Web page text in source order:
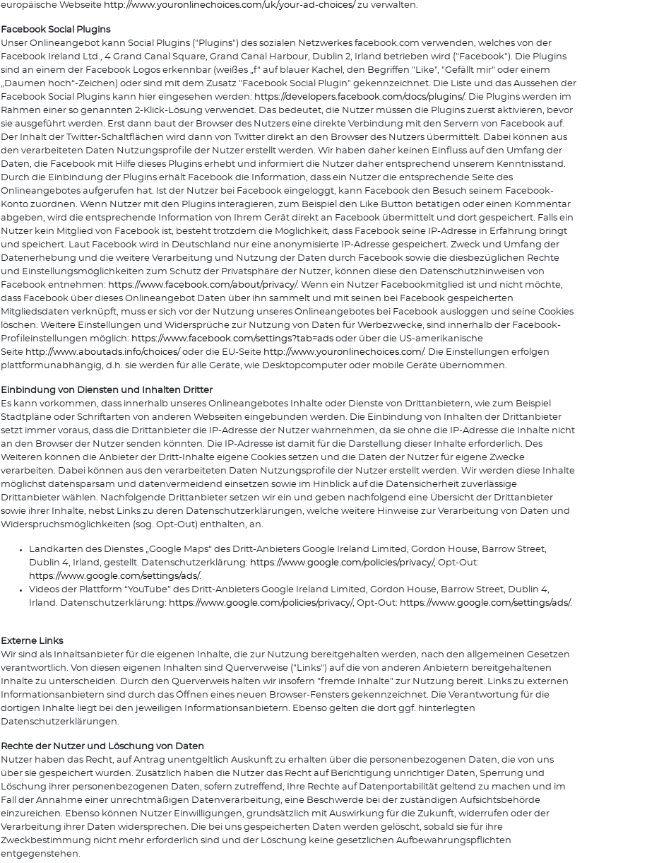
europäische Webseite http://www.youronlinechoices.com/uk/your-ad-choices/ zu verwalten.
Facebook Social Plugins
Unser Onlineangebot kann Social Plugins ("Plugins") des sozialen Netzwerkes facebook.com verwenden, welches von der
Facebook Ireland Ltd., 4 Grand Canal Square, Grand Canal Harbour, Dublin 2, Irland betrieben wird ("Facebook"). Die Plugins
sind an einem der Facebook Logos erkennbar (weißes „f“ auf blauer Kachel, den Begriffen "Like", "Gefällt mir" oder einem
„Daumen hoch“-Zeichen) oder sind mit dem Zusatz "Facebook Social Plugin" gekennzeichnet. Die Liste und das Aussehen der
Facebook Social Plugins kann hier eingesehen werden: https://developers.facebook.com/docs/plugins/. Die Plugins werden im
Rahmen einer so genannten 2-Klick-Lösung verwendet. Das bedeutet, die Nutzer müssen die Plugins zuerst aktivieren, bevor
sie ausgeführt werden. Erst dann baut der Browser des Nutzers eine direkte Verbindung mit den Servern von Facebook auf.
Der Inhalt der Twitter-Schaltflächen wird dann von Twitter direkt an den Browser des Nutzers übermittelt. Dabei können aus
den verarbeiteten Daten Nutzungsprofile der Nutzer erstellt werden. Wir haben daher keinen Einfluss auf den Umfang der
Daten, die Facebook mit Hilfe dieses Plugins erhebt und informiert die Nutzer daher entsprechend unserem Kenntnisstand.
Durch die Einbindung der Plugins erhält Facebook die Information, dass ein Nutzer die entsprechende Seite des
Onlineangebotes aufgerufen hat. Ist der Nutzer bei Facebook eingeloggt, kann Facebook den Besuch seinem Facebook-
Konto zuordnen. Wenn Nutzer mit den Plugins interagieren, zum Beispiel den Like Button betätigen oder einen Kommentar
abgeben, wird die entsprechende Information von Ihrem Gerät direkt an Facebook übermittelt und dort gespeichert. Falls ein
Nutzer kein Mitglied von Facebook ist, besteht trotzdem die Möglichkeit, dass Facebook seine IP-Adresse in Erfahrung bringt
und speichert. Laut Facebook wird in Deutschland nur eine anonymisierte IP-Adresse gespeichert. Zweck und Umfang der
Datenerhebung und die weitere Verarbeitung und Nutzung der Daten durch Facebook sowie die diesbezüglichen Rechte
und Einstellungsmöglichkeiten zum Schutz der Privatsphäre der Nutzer, können diese den Datenschutzhinweisen von
Facebook entnehmen: https://www.facebook.com/about/privacy/. Wenn ein Nutzer Facebookmitglied ist und nicht möchte,
dass Facebook über dieses Onlineangebot Daten über ihn sammelt und mit seinen bei Facebook gespeicherten
Mitgliedsdaten verknüpft, muss er sich vor der Nutzung unseres Onlineangebotes bei Facebook ausloggen und seine Cookies
löschen. Weitere Einstellungen und Widersprüche zur Nutzung von Daten für Werbezwecke, sind innerhalb der Facebook-
Profileinstellungen möglich: https://www.facebook.com/settings?tab=ads oder über die US-amerikanische
Seite http://www.aboutads.info/choices/ oder die EU-Seite http://www.youronlinechoices.com/. Die Einstellungen erfolgen
plattformunabhängig, d.h. sie werden für alle Geräte, wie Desktopcomputer oder mobile Geräte übernommen.
Einbindung von Diensten und Inhalten Dritter
Es kann vorkommen, dass innerhalb unseres Onlineangebotes Inhalte oder Dienste von Drittanbietern, wie zum Beispiel
Stadtpläne oder Schriftarten von anderen Webseiten eingebunden werden. Die Einbindung von Inhalten der Drittanbieter
setzt immer voraus, dass die Drittanbieter die IP-Adresse der Nutzer wahrnehmen, da sie ohne die IP-Adresse die Inhalte nicht
an den Browser der Nutzer senden könnten. Die IP-Adresse ist damit für die Darstellung dieser Inhalte erforderlich. Des
Weiteren können die Anbieter der Dritt-Inhalte eigene Cookies setzen und die Daten der Nutzer für eigene Zwecke
verarbeiten. Dabei können aus den verarbeiteten Daten Nutzungsprofile der Nutzer erstellt werden. Wir werden diese Inhalte
möglichst datensparsam und datenvermeidend einsetzen sowie im Hinblick auf die Datensicherheit zuverlässige
Drittanbieter wählen. Nachfolgende Drittanbieter setzen wir ein und geben nachfolgend eine Übersicht der Drittanbieter
sowie ihrer Inhalte, nebst Links zu deren Datenschutzerklärungen, welche weitere Hinweise zur Verarbeitung von Daten und
Widerspruchsmöglichkeiten (sog. Opt-Out) enthalten, an.
Landkarten des Dienstes „Google Maps“ des Dritt-Anbieters Google Ireland Limited, Gordon House, Barrow Street,
Dublin 4, Irland, gestellt. Datenschutzerklärung: https://www.google.com/policies/privacy/, Opt-Out:
https://www.google.com/settings/ads/.
Videos der Plattform “YouTube” des Dritt-Anbieters Google Ireland Limited, Gordon House, Barrow Street, Dublin 4,
Irland. Datenschutzerklärung: https://www.google.com/policies/privacy/, Opt-Out: https://www.google.com/settings/ads/.
Externe Links
Wir sind als Inhaltsanbieter für die eigenen Inhalte, die zur Nutzung bereitgehalten werden, nach den allgemeinen Gesetzen
verantwortlich. Von diesen eigenen Inhalten sind Querverweise ("Links") auf die von anderen Anbietern bereitgehaltenen
Inhalte zu unterscheiden. Durch den Querverweis halten wir insofern "fremde Inhalte" zur Nutzung bereit. Links zu externen
Informationsanbietern sind durch das Öffnen eines neuen Browser-Fensters gekennzeichnet. Die Verantwortung für die
dortigen Inhalte liegt bei den jeweiligen Informationsanbietern. Ebenso gelten die dort ggf. hinterlegten
Datenschutzerklärungen.
Rechte der Nutzer und Löschung von Daten
Nutzer haben das Recht, auf Antrag unentgeltlich Auskunft zu erhalten über die personenbezogenen Daten, die von uns
über sie gespeichert wurden. Zusätzlich haben die Nutzer das Recht auf Berichtigung unrichtiger Daten, Sperrung und
Löschung ihrer personenbezogenen Daten, sofern zutreffend, Ihre Rechte auf Datenportabilität geltend zu machen und im
Fall der Annahme einer unrechtmäßigen Datenverarbeitung, eine Beschwerde bei der zuständigen Aufsichtsbehörde
einzureichen. Ebenso können Nutzer Einwilligungen, grundsätzlich mit Auswirkung für die Zukunft, widerrufen oder der
Verarbeitung ihrer Daten widersprechen. Die bei uns gespeicherten Daten werden gelöscht, sobald sie für ihre
Zweckbestimmung nicht mehr erforderlich sind und der Löschung keine gesetzlichen Aufbewahrungspflichten
entgegenstehen.